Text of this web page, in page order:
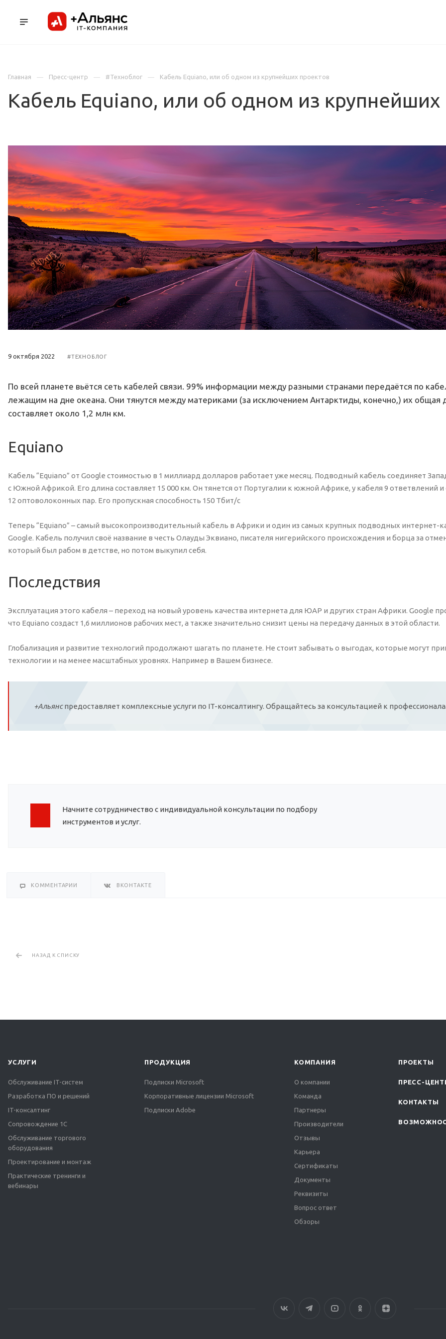
Главная
Пресс-центр #Техноблог Кабель Equiano, или об одном из крупнейших проектов
Кабель Equiano, или об одном из крупнейших
9 октября 2022 #ТЕХНОБЛОГ
По всей планете вьётся сеть кабелей связи. 99% информации между разными странами передаётся по
лежащим на дне океана. Они тянутся между материками (за исключением Антарктиды, конечно,) их общая
составляет около 1,2 млн км.
Equiano
Кабель “Equiano” от Google стоимостью в 1 миллиард долларов работает уже месяц. Подводный кабель соединяет
с Южной Африкой. Его длина составляет 15 000 км. Он тянется от Португалии к южной Африке, у кабеля 9 ответвлений и
12 оптоволоконных пар. Его пропускная способность 150 Тбит/с
Теперь “Equiano” – самый высокопроизводительный кабель в Африки и один из самых крупных подводных интернет-
Google. Кабель получил своё название в честь Олауды Эквиано, писателя нигерийского происхождения и борца за
который был рабом в детстве, но потом выкупил себя.
Последствия
Эксплуатация этого кабеля – переход на новый уровень качества интернета для ЮАР и других стран Африки. Google
что Equiano создаст 1,6 миллионов рабочих мест, а также значительно снизит цены на передачу данных в этой области.
Глобализация и развитие технологий продолжают шагать по планете. Не стоит забывать о выгодах, которые могут
технологии и на менее масштабных уровнях. Например в Вашем бизнесе.
+Альянспредоставляет комплексные услуги по IT-консалтингу. Обращайтесь за консультацией к
Начните сотрудничество с индивидуальной консультации по подбору
инструментов и услуг.
КОММЕНТАРИИ ВКОНТАКТЕ
НАЗАД К СПИСКУ
УСЛУГИ
Обслуживание IT-систем
Разработка ПО и решений
IT-консалтинг
Сопровождение 1С
Обслуживание торгового
оборудования
Проектирование и монтаж
Практические тренинги и
вебинары
ПРОДУКЦИЯ
Подписки Microsoft
Корпоративные лицензии Microsoft
Подписки Adobe
КОМПАНИЯ
О компании
Команда
Партнеры
Производители
Отзывы
Карьера
Сертификаты
Документы
Реквизиты
Вопрос ответ
Обзоры
ПРОЕКТЫ
ПРЕСС-
КОНТАКТЫ